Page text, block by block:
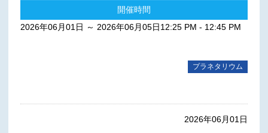
開催時間
2026年06月01日 ～ 2026年06月05日12:25 PM - 12:45 PM
プラネタリウム
2026年06月01日